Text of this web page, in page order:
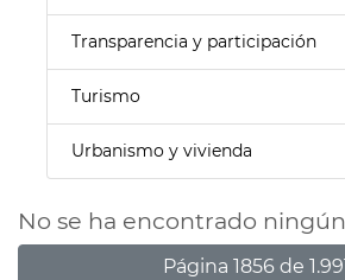
Transparencia y participación
Turismo
Urbanismo y vivienda
No se ha encontrado
Página 1856 de